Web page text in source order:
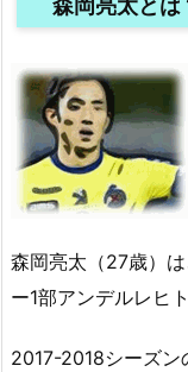
森岡亮太とは
森岡亮太（27歳）
ー1部アンデルレヒト
2017-2018シーズン